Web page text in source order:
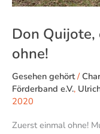
Don
ohne!
Gesehen gehört/
Förderband e.V.,
2020
Zuerst einmal ohne!